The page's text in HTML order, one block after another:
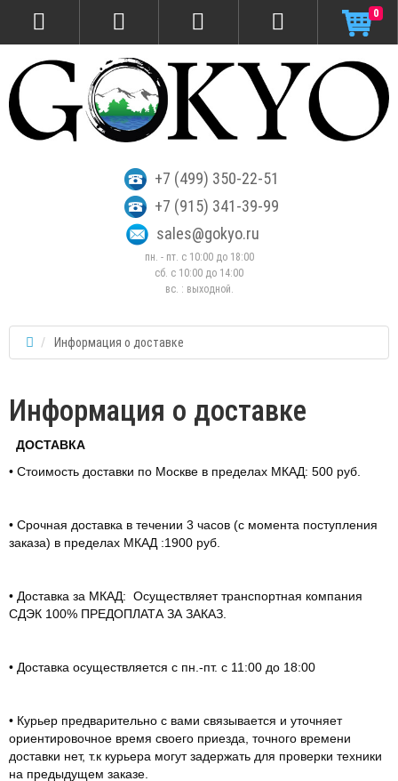
+7 (499) 350-22-51
+7 (915) 341-39-99
sales@gokyo.ru
пн. - пт. с 10:00 до 18:00
сб. c 10:00 до 14:00
вс. : выходной.
0
Информация о доставке
Информация о доставке
ДОСТАВКА
• Стоимость доставки по Москве в пределах МКАД: 500 руб.
• Срочная доставка в течении 3 часов (с момента поступления
заказа) в пределах МКАД :1900 руб.
• Доставка за МКАД: Осуществляет транспортная компания
СДЭК 100% ПРЕДОПЛАТА ЗА ЗАКАЗ.
• Доставка осуществляется с пн.-пт. с 11:00 до 18:00
• Курьер предварительно с вами связывается и уточняет
ориентировочное время своего приезда, точного времени
доставки нет, т.к курьера могут задержать для проверки техники
на предыдущем заказе.